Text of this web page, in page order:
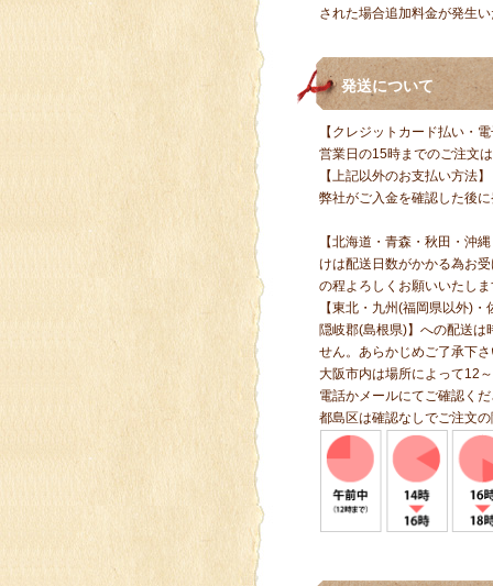
された場合追加料金が発生
発送について
【クレジットカード払い・
営業日の15時までのご注文
【上記以外のお支払い方法】
弊社がご入金を確認した後
【北海道・青森・秋田・沖
けは配送日数がかかる為お
の程よろしくお願いいたし
【東北・九州(福岡県以外)・
隠岐郡(島根県)】への配送は
せん。あらかじめご了承下
大阪市内は場所によって12
電話かメールにてご確認く
都島区は確認なしでご注文